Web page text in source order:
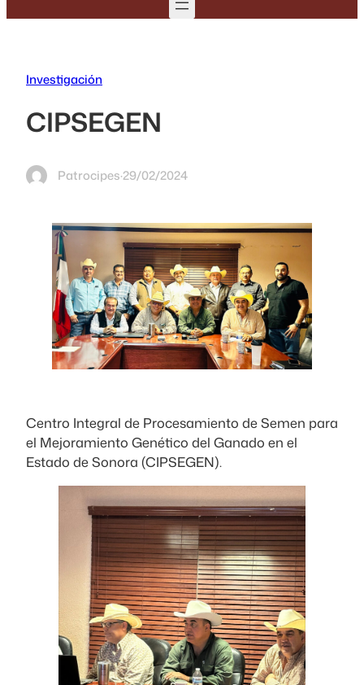
Investigación
CIPSEGEN
Patrocipes·29/02/2024
Centro Integral de Procesamiento de Semen para
el Mejoramiento Genético del Ganado en el
Estado de Sonora (CIPSEGEN).